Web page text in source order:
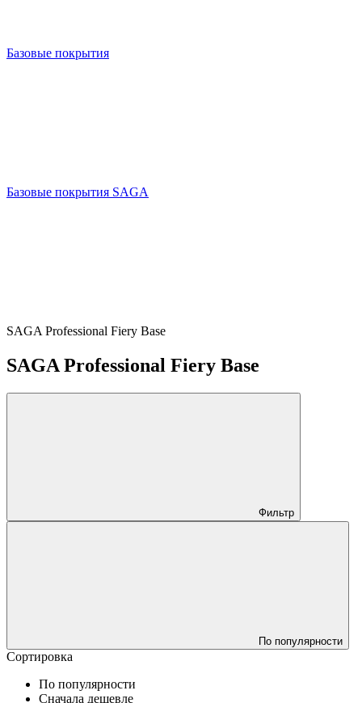
Базовые покрытия
Базовые покрытия SAGA
SAGA Professional Fiery Base
SAGA Professional Fiery Base
Фильтр
По популярности
Сортировка
По популярности
Сначала дешевле